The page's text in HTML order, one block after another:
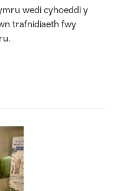
wedi cyhoeddi y
trafnidiaeth fwy